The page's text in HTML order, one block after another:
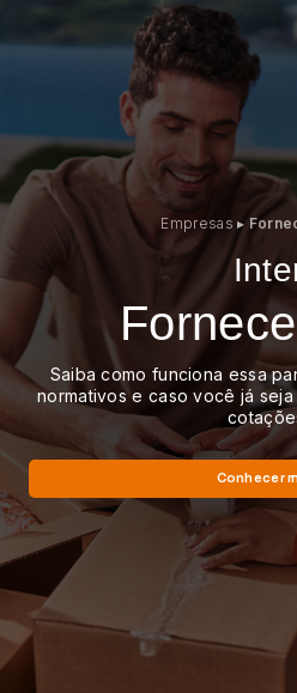
Empresas ▸
Saiba como funciona essa
normativos e caso você já seja
Conhecer